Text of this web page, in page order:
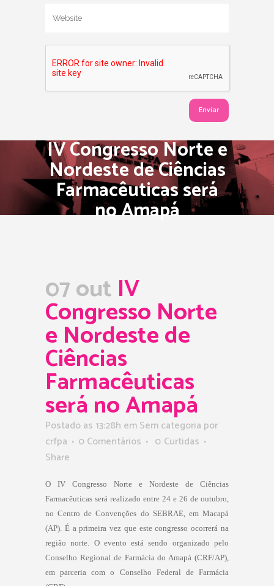
IV Congresso Norte e
Nordeste de Ciências
Farmacêuticas será
no Amapá
07 out IV
Congresso Norte
e Nordeste de
Ciências
Farmacêuticas
será no Amapá
Postado as 13:28h em Sem categoria por
crfpa
0 Comentários 0 Curtidas
Share
O IV Congresso Norte e Nordeste de Ciências
Farmacêuticas será realizado entre 24 e 26 de outubro,
no Centro de Convenções do SEBRAE, em Macapá
(AP). É a primeira vez que este congresso ocorrerá na
região norte. O evento está sendo organizado pelo
Conselho Regional de Farmácia do Amapá (CRF/AP),
em parceria com o Conselho Federal de Farmácia